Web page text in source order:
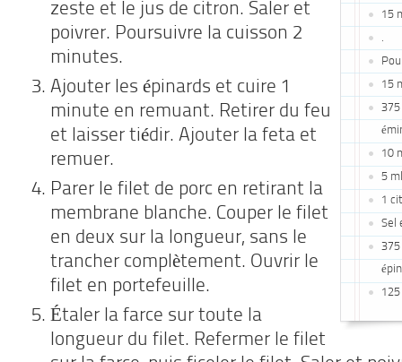
15
.
15
10
5
1
Sel
375
zeste et le jus de citron. Saler et
poivrer. Poursuivre la cuisson 2
minutes.
Ajouter les épinards et cuire 1
minute en remuant. Retirer du feu
et laisser tiédir. Ajouter la feta et
remuer.
Parer le filet de porc en retirant la
membrane blanche. Couper le filet
en deux sur la longueur, sans le
trancher complètement. Ouvrir le
filet en portefeuille.
Étaler la farce sur toute la
longueur du filet. Refermer le filet